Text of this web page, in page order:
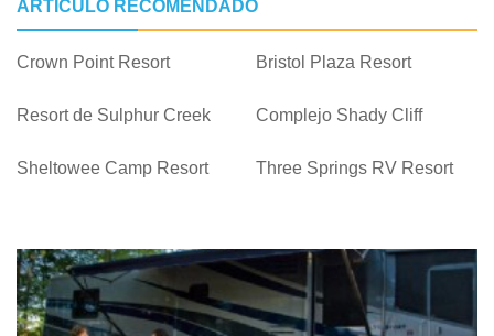
ARTÍCULO RECOMENDADO
Crown Point Resort Bristol Plaza Resort
Resort de Sulphur Creek Complejo Shady Cliff
Sheltowee Camp Resort Three Springs RV Resort